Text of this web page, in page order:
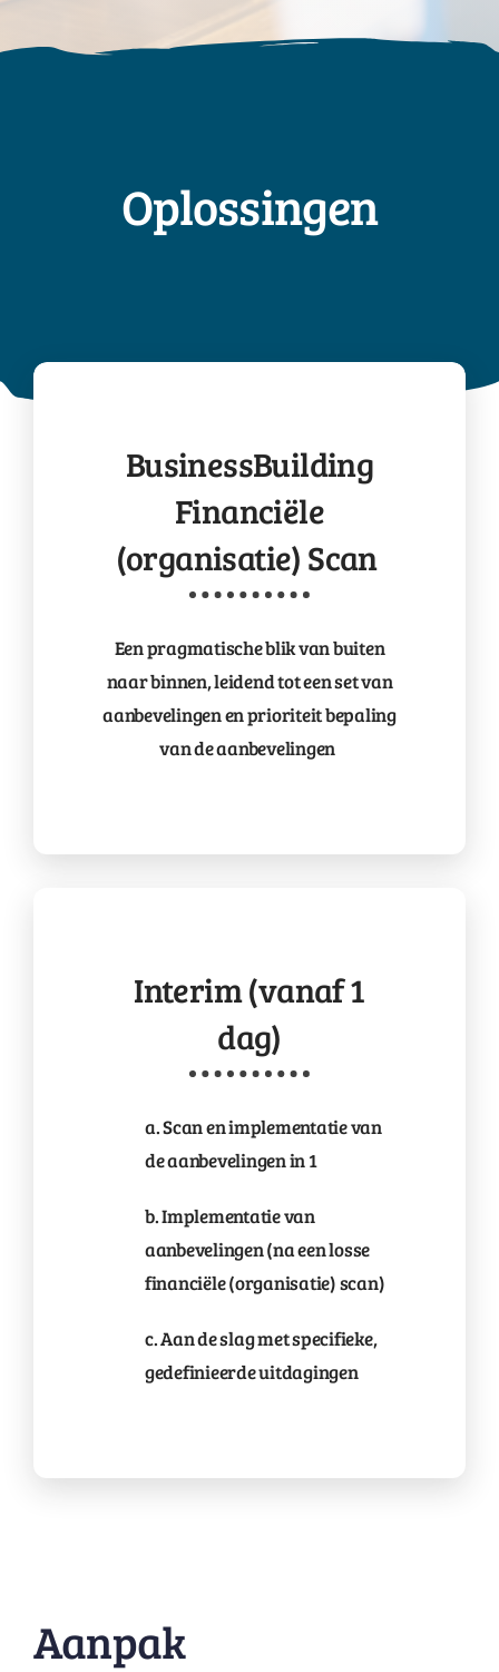
Oplossingen
BusinessBuilding
Financiële
(organisatie) Scan
Een pragmatische blik van buiten
naar binnen, leidend tot een set van
aanbevelingen enprioriteitbepaling
van de aanbevelingen
Interim (vanaf 1
dag)
a. Scan en implementatie van
de aanbevelingen in 1
b. Implementatie van
aanbevelingen (na een losse
financiële (organisatie) scan)
c. Aan de slag met specifieke,
gedefinieerde uitdagingen
Aanpak